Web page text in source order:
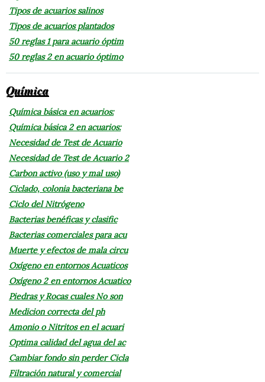
Tipos de acuarios salinos
Tipos de acuarios plantados
50 reglas 1 para acuario óptim
50 reglas 2 en acuario óptimo
Química
Química básica en acuarios:
Química básica 2 en acuarios:
Necesidad de Test de Acuario
Necesidad de Test de Acuario 2
Carbon activo (uso y mal uso)
Ciclado, colonia bacteriana be
Ciclo del Nitrógeno
Bacterias benéficas y clasific
Bacterias comerciales para acu
Muerte y efectos de mala circu
Oxígeno en entornos Acuaticos
Oxígeno 2 en entornos Acuatico
Piedras y Rocas cuales No son
Medicion correcta del ph
Amonio o Nitritos en el acuari
Optima calidad del agua del ac
Cambiar fondo sin perder Cicla
Filtración natural y comercial